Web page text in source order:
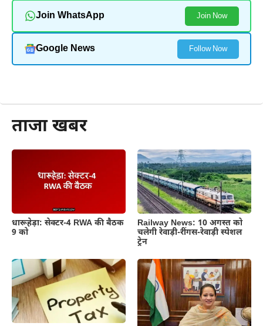
Join WhatsApp Join Now
Google News Follow Now
ताजा खबर
धारूहेड़ा: सेक्टर-4 RWA की बैठक
9 को
Railway News: 10 अगस्त को
चलेगी रेवाड़ी-रींगस-रेवाड़ी स्पेशल
ट्रेन